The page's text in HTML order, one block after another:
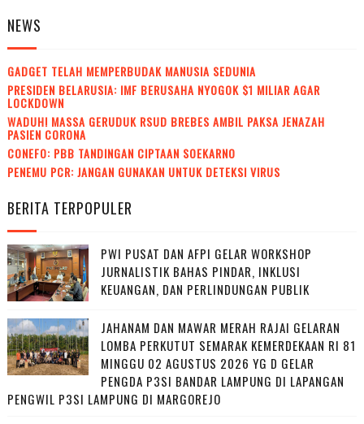
NEWS
GADGET TELAH MEMPERBUDAK MANUSIA SEDUNIA
PRESIDEN BELARUSIA: IMF BERUSAHA NYOGOK $1 MILIAR AGAR
LOCKDOWN
WADUH! MASSA GERUDUK RSUD BREBES AMBIL PAKSA JENAZAH
PASIEN CORONA
CONEFO: PBB TANDINGAN CIPTAAN SOEKARNO
PENEMU PCR: JANGAN GUNAKAN UNTUK DETEKSI VIRUS
BERITA TERPOPULER
PWI PUSAT DAN AFPI GELAR WORKSHOP
JURNALISTIK BAHAS PINDAR, INKLUSI
KEUANGAN, DAN PERLINDUNGAN PUBLIK
JAHANAM DAN MAWAR MERAH RAJAI GELARAN
LOMBA PERKUTUT SEMARAK KEMERDEKAAN RI 81
MINGGU 02 AGUSTUS 2026 YG D GELAR
PENGDA P3SI BANDAR LAMPUNG DI LAPANGAN
PENGWIL P3SI LAMPUNG DI MARGOREJO